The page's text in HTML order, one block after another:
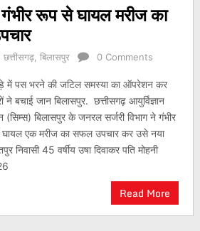
रूप से घायल मरीज का
छत्तीसगढ़, बिलासपुर 0 Comments
में पस भरने की जटिल समस्या का ऑपरेशन कर
ने बचाई जान बिलासपुर. छत्तीसगढ़ आयुर्विज्ञान
(सिम्स) बिलासपुर के जनरल सर्जरी विभाग ने गंभीर
एक मरीज का सफल उपचार कर उसे नया
निवासी 45 वर्षीय उषा दिवाकर पति मोहनी
Read More